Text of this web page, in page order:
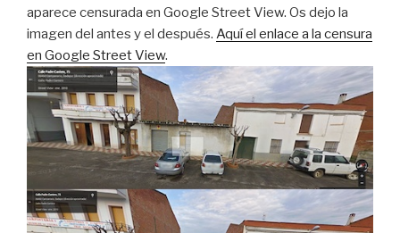
aparece censurada en Google Street View. Os dejo la
imagen del antes y el después. Aquí el enlace a la censura
en Google Street View.